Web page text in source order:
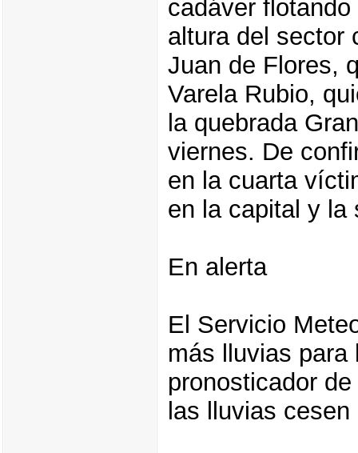
cadáver
altura del sector
Juan de Flores,
Varela Rubio,
la quebrada
viernes. De
en la cuarta
en la capital y la
En alerta
El Servicio
más lluvias
pronosticador
las lluvias